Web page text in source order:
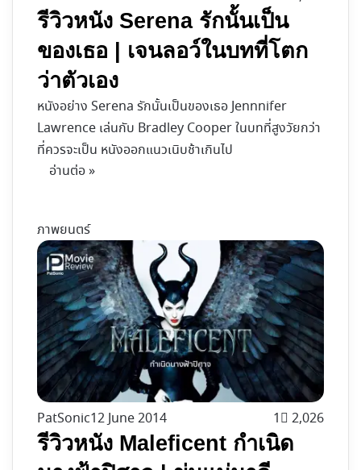
รีวิวหนัง Serena รักนั้นเป็น
ของเธอ | เจนลอว์ในบทที่โตก
ว่าตัวเอง
หนังอย่าง Serena รักนั้นเป็นของเธอ Jennnifer
Lawrence เล่นกับ Bradley Cooper ในบทที่สูงวัยกว่า
ที่ควรจะเป็น หนังออกแนวเนิบช้าเกินไป
อ่านต่อ »
ภาพยนตร์
PatSonic12 June 2014 1 2,026
รีวิวหนัง Maleficent กำเนิด